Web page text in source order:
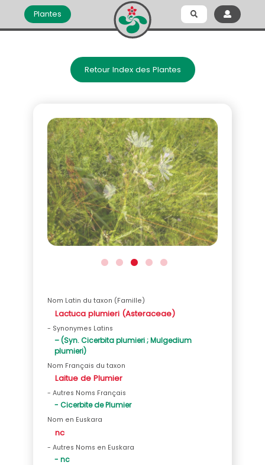
Plantes
Retour Index des Plantes
Nom Latin du taxon (Famille)
Lactuca plumieri (Asteraceae)
- Synonymes Latins
– (Syn. Cicerbita plumieri ; Mulgedium
plumieri)
Nom Français du taxon
Laitue de Plumier
- Autres Noms Français
- Cicerbite de Plumier
Nom en Euskara
nc
- Autres Noms en Euskara
- nc